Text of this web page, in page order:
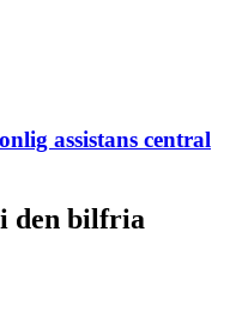
assistans central
den bilfria